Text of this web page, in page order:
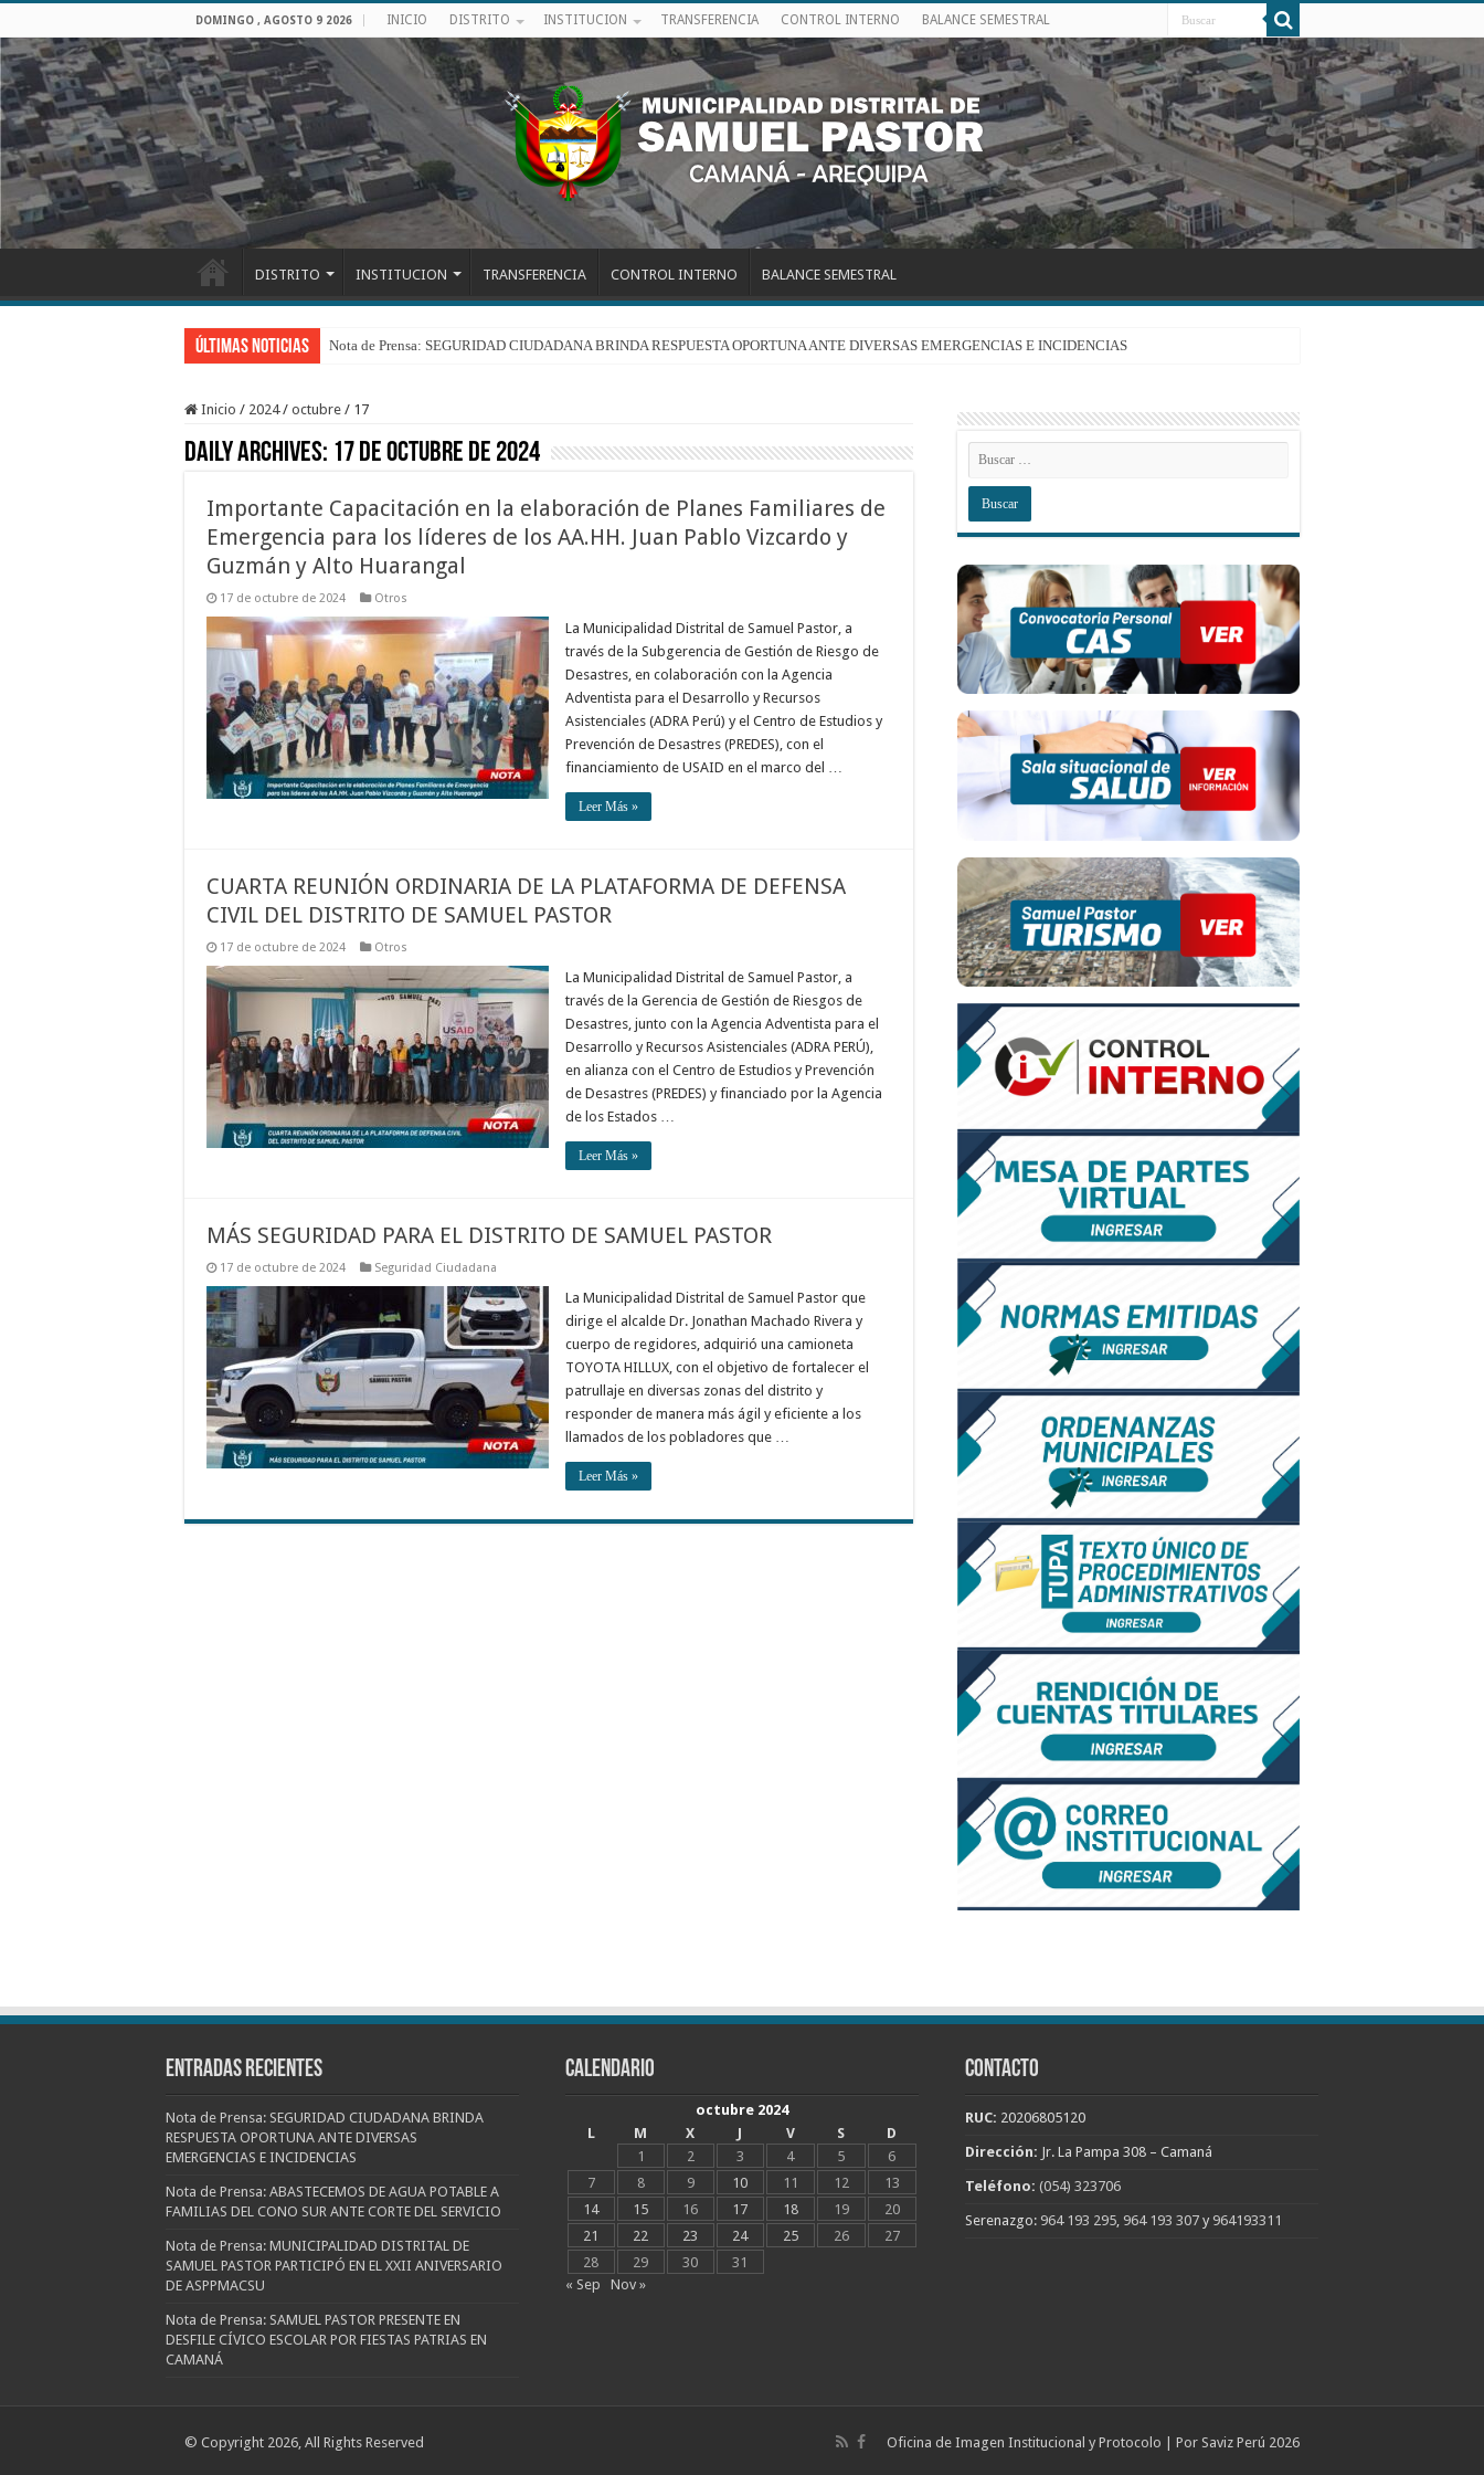
DOMINGO , AGOSTO 9 2026 INICIO DISTRITO INSTITUCION TRANSFERENCIA CONTROL INTERNO BALANCE SEMESTRAL
DISTRITO INSTITUCION TRANSFERENCIA CONTROL INTERNO BALANCE SEMESTRAL
Últimas Noticias Nota de Prensa: SEGURIDAD CIUDADANA BRINDA RESPUESTA OPORTUNA ANTE DIVERSAS EMERGENCIAS E INCIDENCIAS
Inicio / 2024 / octubre / 17
Daily Archives: 17 de octubre de 2024
Importante Capacitación en la elaboración de Planes Familiares de
Emergencia para los líderes de los AA.HH. Juan Pablo Vizcardo y
Guzmán y Alto Huarangal
17 de octubre de 2024 Otros
La Municipalidad Distrital de Samuel Pastor, a
través de la Subgerencia de Gestión de Riesgo de
Desastres, en colaboración con la Agencia
Adventista para el Desarrollo y Recursos
Asistenciales (ADRA Perú) y el Centro de Estudios y
Prevención de Desastres (PREDES), con el
financiamiento de USAID en el marco del …
Leer Más »
CUARTA REUNIÓN ORDINARIA DE LA PLATAFORMA DE DEFENSA
CIVIL DEL DISTRITO DE SAMUEL PASTOR
17 de octubre de 2024 Otros
La Municipalidad Distrital de Samuel Pastor, a
través de la Gerencia de Gestión de Riesgos de
Desastres, junto con la Agencia Adventista para el
Desarrollo y Recursos Asistenciales (ADRA PERÚ),
en alianza con el Centro de Estudios y Prevención
de Desastres (PREDES) y financiado por la Agencia
de los Estados …
Leer Más »
MÁS SEGURIDAD PARA EL DISTRITO DE SAMUEL PASTOR
17 de octubre de 2024 Seguridad Ciudadana
La Municipalidad Distrital de Samuel Pastor que
dirige el alcalde Dr. Jonathan Machado Rivera y
cuerpo de regidores, adquirió una camioneta
TOYOTA HILLUX, con el objetivo de fortalecer el
patrullaje en diversas zonas del distrito y
responder de manera más ágil y eficiente a los
llamados de los pobladores que …
Leer Más »
Entradas recientes
Nota de Prensa: SEGURIDAD CIUDADANA BRINDA
RESPUESTA OPORTUNA ANTE DIVERSAS
EMERGENCIAS E INCIDENCIAS
Nota de Prensa: ABASTECEMOS DE AGUA POTABLE A
FAMILIAS DEL CONO SUR ANTE CORTE DEL SERVICIO
Nota de Prensa: MUNICIPALIDAD DISTRITAL DE
SAMUEL PASTOR PARTICIPÓ EN EL XXII ANIVERSARIO
DE ASPPMACSU
Nota de Prensa: SAMUEL PASTOR PRESENTE EN
DESFILE CÍVICO ESCOLAR POR FIESTAS PATRIAS EN
CAMANÁ
CALENDARIO
octubre 2024
L
M X J V S
D
1
2 3 4 5
6
7
8 9 10 11 12
13
14
15 16 17 18 19
20
21
22 23 24 25 26
27
28
29 30
31
« Sep
Nov »
CONTACTO
RUC: 20206805120
Dirección: Jr. La Pampa 308 – Camaná
Teléfono: (054) 323706
Serenazgo: 964 193 295 964 193 307 y 964193311
Oficina de Imagen Institucional y Protocolo | Por Saviz Perú 2026
© Copyright 2026, All Rights Reserved